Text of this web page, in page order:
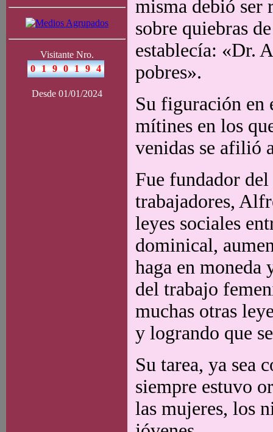
Visitante Nro.
Desde 01/01/2024
misma debió ser
sobre quiebras
establecía: «Dr.
pobres».
Su figuración en
mítines en los
venidas se afilió
Fue fundador
trabajadores,
leyes sociales
dominical,
haga en moneda
del trabajo
muchas otras
y logrando que
Su tarea, ya sea
siempre estuvo
las mujeres, los